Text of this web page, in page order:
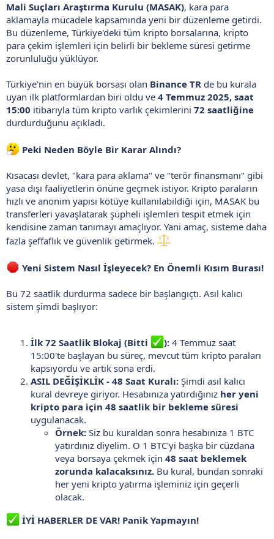
Mali Suçları Araştırma Kurulu (MASAK), kara para
aklamayla mücadele kapsamında yeni bir düzenleme getirdi.
Bu düzenleme, Türkiye'deki tüm kripto borsalarına, kripto
para çekim işlemleri için belirli bir bekleme süresi getirme
zorunluluğu yüklüyor.
Türkiye'nin en büyük borsası olan Binance TR de bu kurala
uyan ilk platformlardan biri oldu ve 4 Temmuz 2025, saat
15:00 itibarıyla tüm kripto varlık çekimlerini 72 saatliğine
durdurduğunu açıkladı.
Peki Neden Böyle Bir Karar Alındı?
Kısacası devlet, "kara para aklama" ve "terör finansmanı" gibi
yasa dışı faaliyetlerin önüne geçmek istiyor. Kripto paraların
hızlı ve anonim yapısı kötüye kullanılabildiği için, MASAK bu
transferleri yavaşlatarak şüpheli işlemleri tespit etmek için
kendisine zaman tanımayı amaçlıyor. Yani amaç, sisteme daha
fazla şeffaflık ve güvenlik getirmek.
Yeni Sistem Nasıl İşleyecek? En Önemli Kısım Burası!
Bu 72 saatlik durdurma sadece bir başlangıçtı. Asıl kalıcı
sistem şimdi başlıyor:
İlk 72 Saatlik Blokaj (Bitti ): 4 Temmuz saat
15:00'te başlayan bu süreç, mevcut tüm kripto paraları
kapsıyordu ve artık sona erdi.
ASIL DEĞİŞİKLİK - 48 Saat Kuralı: Şimdi asıl kalıcı
kural devreye giriyor. Hesabınıza yatırdığınız her yeni
kripto para için 48 saatlik bir bekleme süresi
uygulanacak.
Örnek: Siz bu kuraldan sonra hesabınıza 1 BTC
yatırdınız diyelim. O 1 BTC'yi başka bir cüzdana
veya borsaya çekmek için 48 saat beklemek
zorunda kalacaksınız. Bu kural, bundan sonraki
her yeni kripto yatırma işleminiz için geçerli
olacak.
İYİ HABERLER DE VAR! Panik Yapmayın!